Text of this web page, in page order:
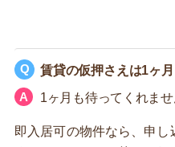
賃貸の仮押さえは1ヶ
1ヶ月も待ってくれませ
即入居可の物件なら、申